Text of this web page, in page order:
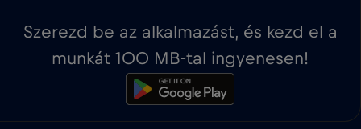
Szerezd be az alkalmazást, és kezd el a
munkát 100 MB-tal ingyenesen!